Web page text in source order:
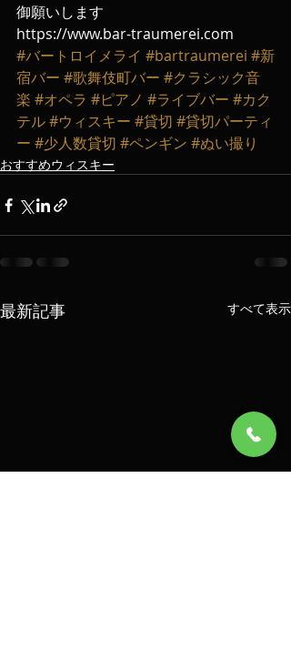
御願いします
https://www.bar-traumerei.com
#バートロイメライ #bartraumerei #新
宿バー #歌舞伎町バー #クラシック音
楽 #オペラ #ピアノ #ライブバー #カク
テル#ウィスキー #貸切 #貸切パーティ
ー #少人数貸切 #ペンギン #ぬい撮り
おすすめウィスキー
最新記事 すべて表示